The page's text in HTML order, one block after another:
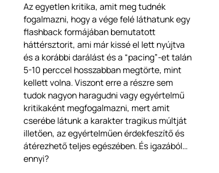
Az egyetlen kritika, amit meg tudnék
fogalmazni, hogy a vége felé láthatunk egy
flashback formájában bemutatott
háttérsztorit, ami már kissé el lett nyújtva
és a korábbi darálást és a “pacing”-et talán
5-10 perccel hosszabban megtörte, mint
kellett volna. Viszont erre a részre sem
tudok nagyon haragudni vagy egyértelmű
kritikaként megfogalmazni, mert amit
cserébe látunk a karakter tragikus múltját
illetően, az egyértelműen érdekfeszítő és
átérezhető teljes egészében. És igazából…
ennyi?